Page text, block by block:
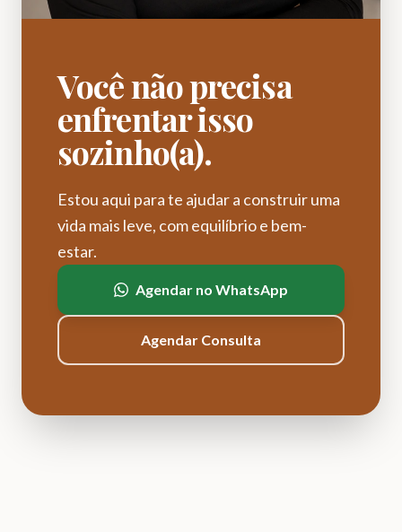
Você não precisa
enfrentar isso
sozinho(a).
Estou aqui para te ajudar a construir uma
vida mais leve, com equilíbrio e bem-
estar.
Agendar no WhatsApp
Agendar Consulta